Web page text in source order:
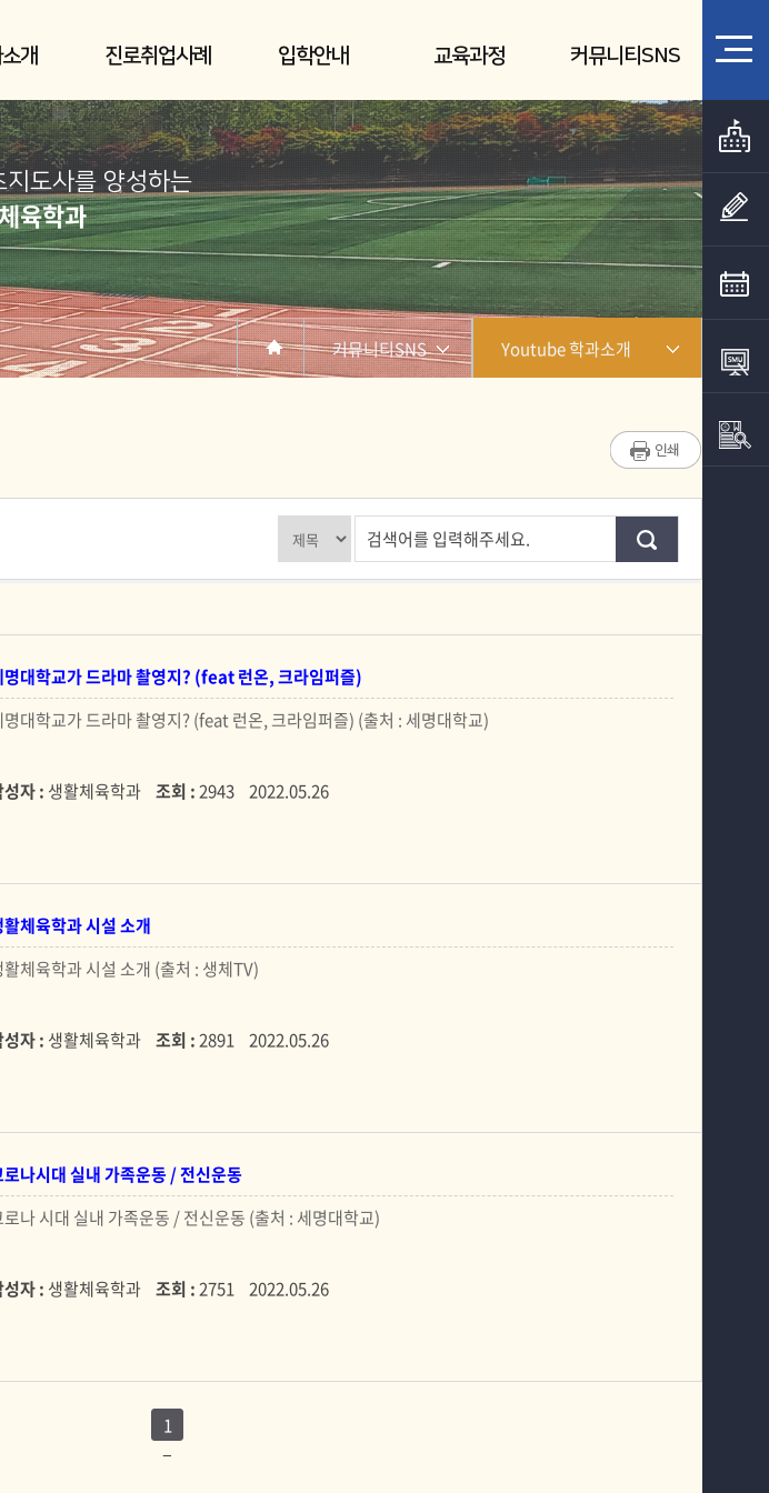
개 진로취업사례 입학안내 교육과정 커뮤니티SNS
도사를 양성하는
육학과
커뮤니티SNS
입학안내
교육과정
Youtube 학과소개
맛집여행 주변 먹거리
레포츠체험 주변 즐길거리
걸어서 세명속으로
검색어를 입력해주세요.
명대학교가 드라마 촬영지? (feat 런온, 크라임퍼즐)
명대학교가 드라마 촬영지? (feat 런온, 크라임퍼즐) (출처 : 세명대학교)
성자 : 생활체육학과 조회 :2943 2022.05.26
체육학과 시설 소개
활체육학과 시설 소개 (출처 : 생체TV)
성자 : 생활체육학과 조회 :2891 2022.05.26
로나시대 실내 가족운동 / 전신운동
로나 시대 실내 가족운동 / 전신운동 (출처 : 세명대학교)
성자 : 생활체육학과 조회 :2751 2022.05.26
1